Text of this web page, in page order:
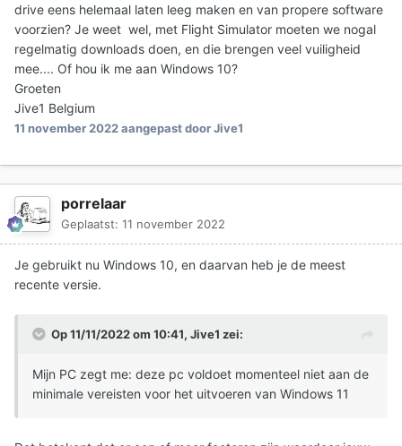
drive eens helemaal laten leeg maken en van propere software
voorzien? Je weet wel, met Flight Simulator moeten we nogal
regelmatig downloads doen, en die brengen veel vuiligheid
mee.... Of hou ik me aan Windows 10?
Groeten
Jive1 Belgium
11 november 2022aangepast door Jive1
porrelaar
Geplaatst: 11 november 2022
Je gebruikt nu Windows 10, en daarvan heb je de meest
recente versie.
Op 11/11/2022 om 10:41, Jive1 zei:
Mijn PC zegt me: deze pc voldoet momenteel niet aan de
minimale vereisten voor het uitvoeren van Windows 11